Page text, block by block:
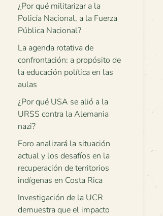
¿Por qué militarizar a la
Policía Nacional, a la Fuerza
Pública Nacional?
La agenda rotativa de
confrontación: a propósito de
la educación política en las
aulas
¿Por qué USA se alió a la
URSS contra la Alemania
nazi?
Foro analizará la situación
actual y los desafíos en la
recuperación de territorios
indígenas en Costa Rica
Investigación de la UCR
demuestra que el impacto